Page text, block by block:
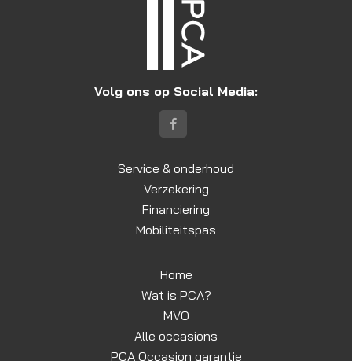
Volg ons op Social Media:
Service & onderhoud
Verzekering
Financiering
Mobiliteitspas
Home
Wat is PCA?
MVO
Alle occasions
PCA Occasion garantie